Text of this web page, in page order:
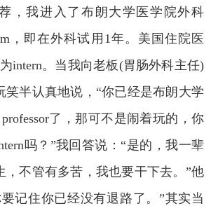
，我进入了布朗大学医学院外科
，即在外科试用 1 年。美国住院医
intern。当我向老板(胃肠外科主任)
半认真地说， “你已经是布朗大学
了，那可不是闹着玩的，你
吗？ ”我回答说： “是的，我一辈
不管有多苦，我也要干下去。 ”他
记住你已经没有退路了。 ”其实当